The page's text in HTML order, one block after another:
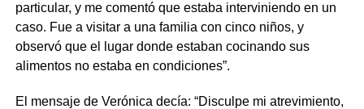
particular, y me comentó que estaba interviniendo en un
caso. Fue a visitar a una familia con cinco niños, y
observó que el lugar donde estaban cocinando sus
alimentos no estaba en condiciones”.
El mensaje de Verónica decía: “Disculpe mi atrevimiento,